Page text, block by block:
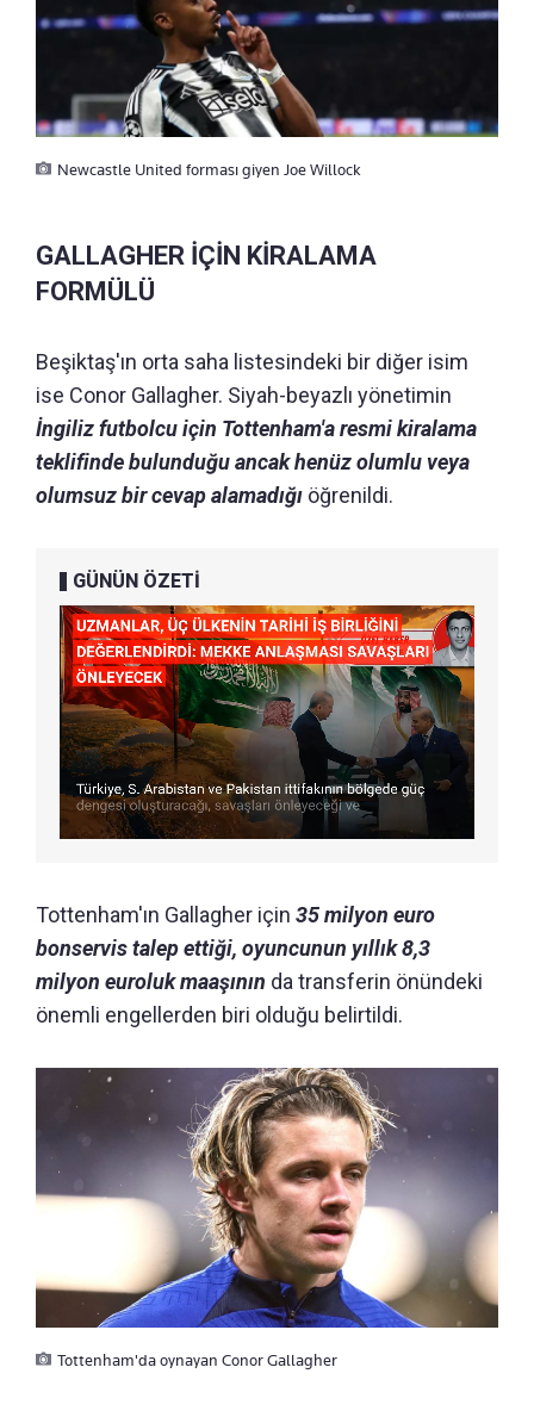
Newcastle United forması giyen Joe Willock
GALLAGHER İÇİN KİRALAMA
FORMÜLÜ
Beşiktaş'ın orta saha listesindeki bir diğer isim
ise Conor Gallagher. Siyah-beyazlı yönetimin
İngiliz futbolcu için Tottenham'a resmi kiralama
teklifinde bulunduğu ancak henüz olumlu veya
olumsuz bir cevap alamadığı öğrenildi.
GÜNÜN ÖZETİ
Tottenham'ın Gallagher için 35 milyon euro
bonservis talep ettiği, oyuncunun yıllık 8,3
milyon euroluk maaşının da transferin önündeki
önemli engellerden biri olduğu belirtildi.
Tottenham'da oynayan Conor Gallagher